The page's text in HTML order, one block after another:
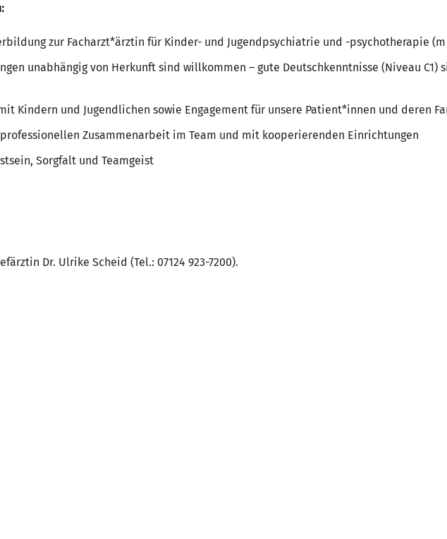
zur Facharzt*ärztin für Kinder- und Jugendpsychiatrie und -psychotherapie
unabhängig von Herkunft sind willkommen – gute Deutschkenntnisse (Niveau C1)
Kindern und Jugendlichen sowie Engagement für unsere Patient*innen und deren
Zusammenarbeit im Team und mit kooperierenden Einrichtungen
Sorgfalt und Teamgeist
Dr. Ulrike Scheid (Tel.: 07124 923-7200).